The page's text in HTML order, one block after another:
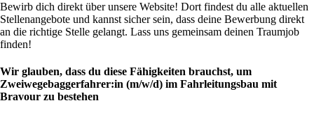
Bewirb dich direkt über unsere Website! Dort findest du alle aktuellen
Stellenangebote und kannst sicher sein, dass deine Bewerbung direkt
an die richtige Stelle gelangt. Lass uns gemeinsam deinen Traumjob
finden!
Wir glauben, dass du diese Fähigkeiten brauchst, um
Zweiwegebaggerfahrer:in (m/w/d) im Fahrleitungsbau mit
Bravour zu bestehen